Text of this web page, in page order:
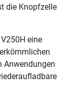
die Knopfzelle
eine
Anwendungen